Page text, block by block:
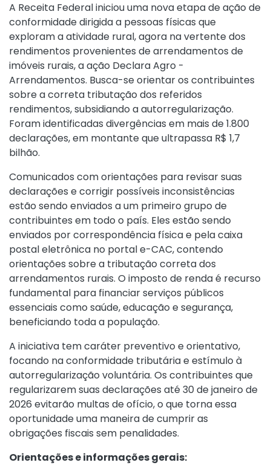
A Receita Federal iniciou uma nova etapa de ação de
conformidade dirigida a pessoas físicas que
exploram a atividade rural, agora na vertente dos
rendimentos provenientes de arrendamentos de
imóveis rurais, a ação Declara Agro -
Arrendamentos. Busca-se orientar os contribuintes
sobre a correta tributação dos referidos
rendimentos, subsidiando a autorregularização.
Foram identificadas divergências em mais de 1.800
declarações, em montante que ultrapassa R$ 1,7
bilhão.
Comunicados com orientações para revisar suas
declarações e corrigir possíveis inconsistências
estão sendo enviados a um primeiro grupo de
contribuintes em todo o país. Eles estão sendo
enviados por correspondência física e pela caixa
postal eletrônica no portal e-CAC, contendo
orientações sobre a tributação correta dos
arrendamentos rurais. O imposto de renda é recurso
fundamental para financiar serviços públicos
essenciais como saúde, educação e segurança,
beneficiando toda a população.
A iniciativa tem caráter preventivo e orientativo,
focando na conformidade tributária e estímulo à
autorregularização voluntária. Os contribuintes que
regularizarem suas declarações até 30 de janeiro de
2026 evitarão multas de ofício, o que torna essa
oportunidade uma maneira de cumprir as
obrigações fiscais sem penalidades.
Orientações e informações gerais: